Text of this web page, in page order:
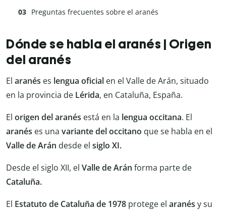
Preguntas frecuentes sobre el aranés
Dónde se habla el aranés | Origen
del aranés
El aranés es lengua oficial en el Valle de Arán, situado
en la provincia de Lérida, en Cataluña, España.
El origen del aranés está en la lengua occitana. El
aranés es una variante del occitano que se habla en el
Valle de Arán desde el siglo XI.
Desde el siglo XII, el Valle de Arán forma parte de
Cataluña.
El Estatuto de Cataluña de 1978 protege el aranés y su